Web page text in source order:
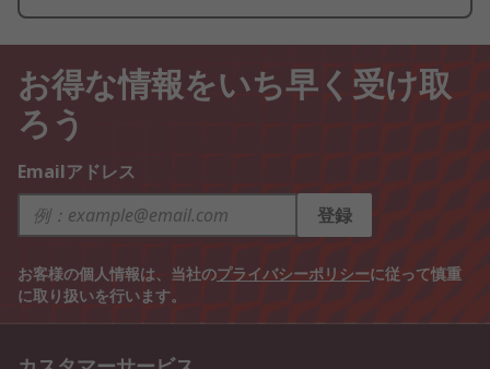
お得な情報をいち早く受け取
ろう
Emailアドレス
登録
お客様の個人情報は、当社のプライバシーポリシーに従って慎重
に取り扱いを行います。